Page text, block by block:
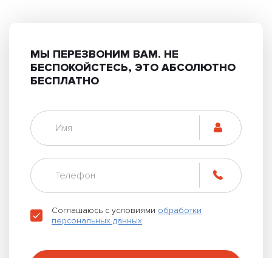
МЫ ПЕРЕЗВОНИМ ВАМ. НЕ
БЕСПОКОЙСТЕСЬ, ЭТО АБСОЛЮТНО
БЕСПЛАТНО
Соглашаюсь с условиями обработки
персональных данных